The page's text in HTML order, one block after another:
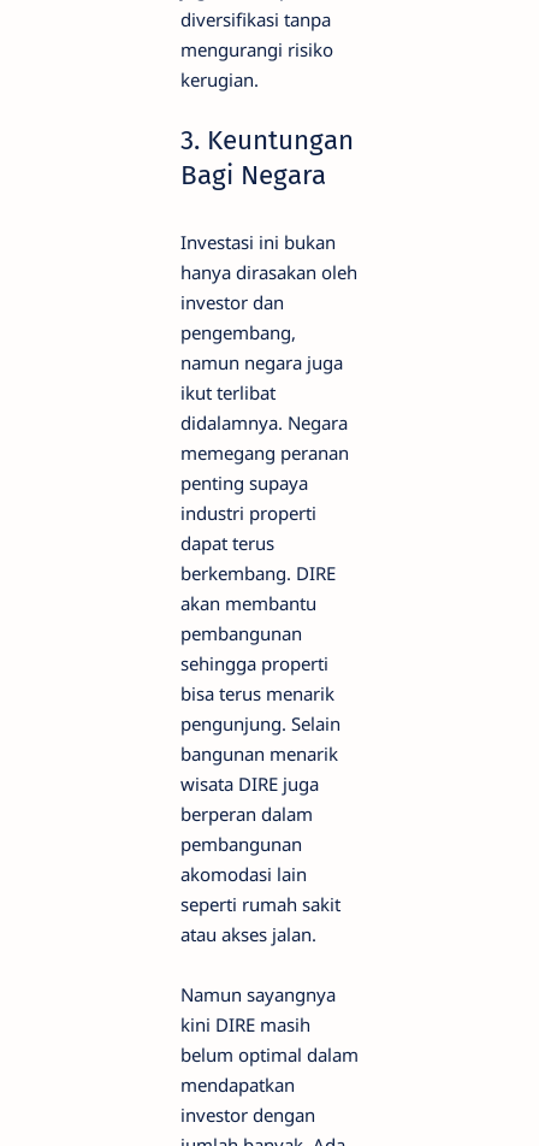
diversifikasi tanpa
mengurangi risiko
kerugian.
3. Keuntungan
Bagi Negara
Investasi ini bukan
hanya dirasakan oleh
investor dan
pengembang,
namun negara juga
ikut terlibat
didalamnya. Negara
memegang peranan
penting supaya
industri properti
dapat terus
berkembang. DIRE
akan membantu
pembangunan
sehingga properti
bisa terus menarik
pengunjung. Selain
bangunan menarik
wisata DIRE juga
berperan dalam
pembangunan
akomodasi lain
seperti rumah sakit
atau akses jalan.
Namun sayangnya
kini DIRE masih
belum optimal dalam
mendapatkan
investor dengan